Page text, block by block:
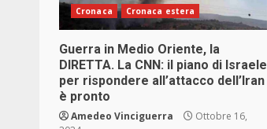
Cronaca Cronaca estera
Guerra in Medio Oriente, la
DIRETTA. La CNN: il piano di Israele
per rispondere all’attacco dell’Iran
è pronto
Amedeo Vinciguerra
Ottobre 16,